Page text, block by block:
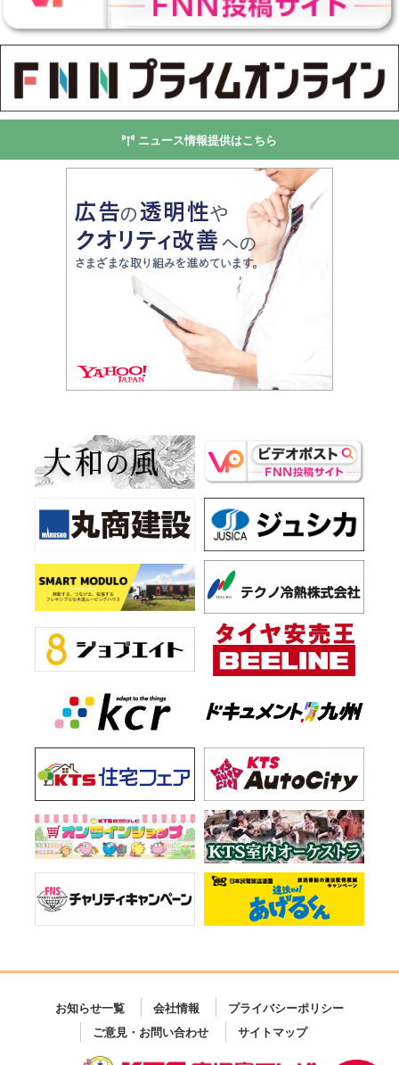
ニュース情報提供はこちら
お知らせ一覧 会社情報
プライバシーポリシー
ご意見・お問い合わせ
サイトマップ